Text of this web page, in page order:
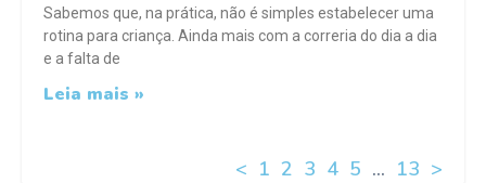
Sabemos que, na prática, não é simples estabelecer uma
rotina para criança. Ainda mais com a correria do dia a dia
e a falta de
Leia mais »
< 1 2 3 4 5 … 13 >